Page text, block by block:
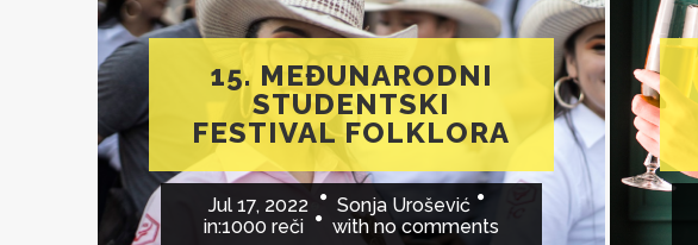
15. MEĐUNARODNI
STUDENTSKI
FESTIVAL FOLKLORA
Jul 17, 2022
Sonja Urošević
in:1000 reči with no comments